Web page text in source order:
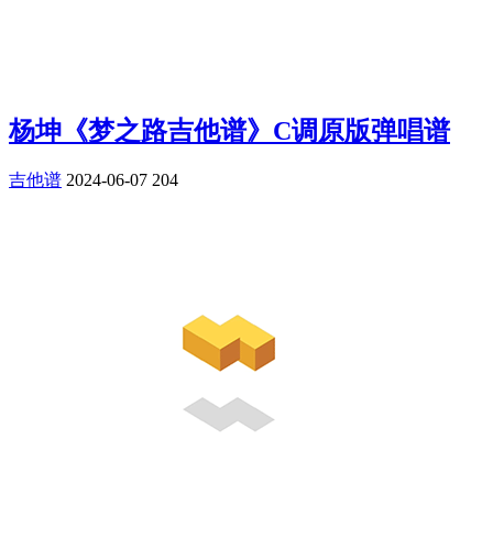
杨坤《梦之路吉他谱》C调原版弹唱谱
吉他谱 2024-06-07 204